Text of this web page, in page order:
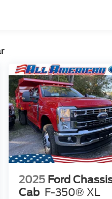
2025 Ford
Cab F-350® XL